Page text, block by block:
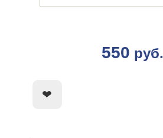
550 руб.